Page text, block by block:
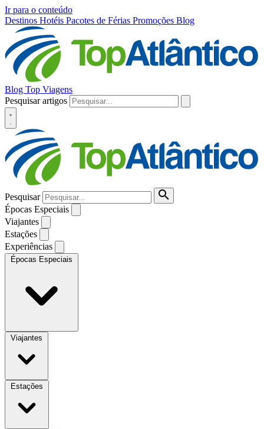
Ir para o conteúdo
Destinos Hotéis Pacotes de Férias Promoções Blog
Blog Top Viagens
Pesquisar artigos
Pesquisar
Épocas Especiais
Viajantes
Estações
Experiências
Épocas Especiais
Viajantes
Estações